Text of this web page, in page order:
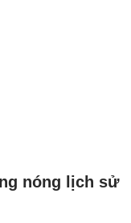
nóng lịch sử